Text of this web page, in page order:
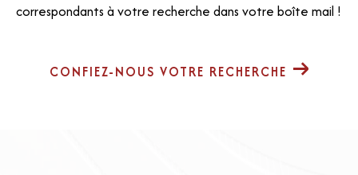
correspondants à votre recherche dans votre boîte mail !
CONFIEZ-NOUS VOTRE RECHERCHE